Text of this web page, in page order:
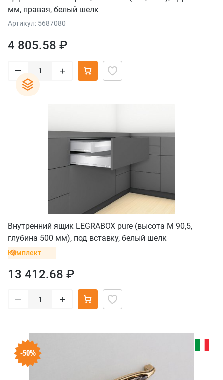
мм, правая, белый шелк
Артикул: 5687080
4 805.58 ₽
– +
Внутренний ящик LEGRABOX pure (высота M 90,5,
глубина 500 мм), под вставку, белый шелк
Комплект
13 412.68 ₽
– +
-50%